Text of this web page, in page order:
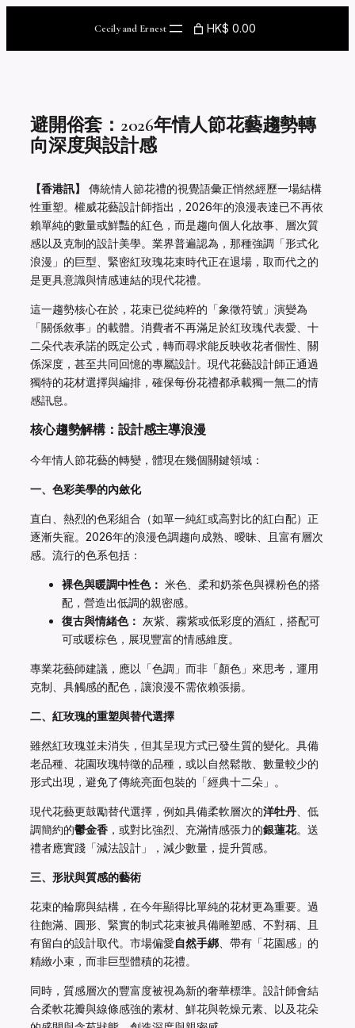
Cecily and Ernest HK$ 0.00
避開俗套：2026年情人節花藝趨勢轉
向深度與設計感
【香港訊】
傳統情人節花禮的視覺語彙正悄然經歷一場結構
性重塑。權威花藝設計師指出，2026年的浪漫表達已不再依
賴單純的數量或鮮豔的紅色，而是趨向個人化故事、層次質
感以及克制的設計美學。業界普遍認為，那種強調「形式化
浪漫」的巨型、緊密紅玫瑰花束時代正在退場，取而代之的
是更具意識與情感連結的現代花禮。
這一趨勢核心在於，花束已從純粹的「象徵符號」演變為
「關係敘事」的載體。消費者不再滿足於紅玫瑰代表愛、十
二朵代表承諾的既定公式，轉而尋求能反映收花者個性、關
係深度，甚至共同回憶的專屬設計。現代花藝設計師正通過
獨特的花材選擇與編排，確保每份花禮都承載獨一無二的情
感訊息。
核心趨勢解構：設計感主導浪漫
今年情人節花藝的轉變，體現在幾個關鍵領域：
一、色彩美學的內斂化
直白、熱烈的色彩組合（如單一純紅或高對比的紅白配）正
逐漸失寵。2026年的浪漫色調趨向成熟、曖昧、且富有層次
感。流行的色系包括：
裸色與暖調中性色： 米色、柔和奶茶色與裸粉色的搭
配，營造出低調的親密感。
復古與情緒色： 灰紫、霧紫或低彩度的酒紅，搭配可
可或暖棕色，展現豐富的情感維度。
專業花藝師建議，應以「色調」而非「顏色」來思考，運用
克制、具觸感的配色，讓浪漫不需依賴張揚。
二、紅玫瑰的重塑與替代選擇
雖然紅玫瑰並未消失，但其呈現方式已發生質的變化。具備
老品種、花園玫瑰特徵的品種，或以自然鬆散、數量較少的
形式出現，避免了傳統亮面包裝的「經典十二朵」。
現代花藝更鼓勵替代選擇，例如具備柔軟層次的洋牡丹 、低
調簡約的鬱金香 ，或對比強烈、充滿情感張力的銀蓮花。送
禮者應實踐「減法設計」，減少數量，提升質感。
三、形狀與質感的藝術
花束的輪廓與結構，在今年顯得比單純的花材更為重要。過
往飽滿、圓形、緊實的制式花束被具備雕塑感、不對稱、且
有留白的設計取代。市場偏愛自然手綁 、帶有「花園感」的
精緻小束，而非巨型體積的花禮。
同時，質感層次的豐富度被視為新的奢華標準。設計師會結
合柔軟花瓣與線條感強的素材、鮮花與乾燥元素、以及花朵